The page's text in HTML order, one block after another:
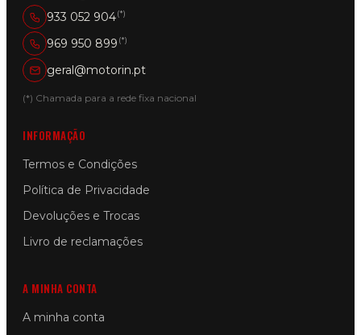
933 052 904(*)
969 950 899 (*)
geral@motorin.pt
(*) Chamada para a rede fixa nacional
INFORMAÇÃO
Termos e Condições
Política de Privacidade
Devoluções e Trocas
Livro de reclamações
A MINHA CONTA
A minha conta